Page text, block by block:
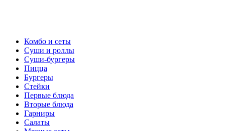
Комбо и сеты
Суши и роллы
Суши-бургеры
Пицца
Бургеры
Стейки
Первые блюда
Вторые блюда
Гарниры
Салаты